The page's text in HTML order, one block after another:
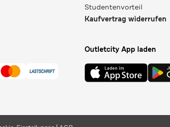
Studentenvorteil
Kaufvertrag widerrufen
Outletcity App laden